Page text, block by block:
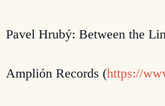
Pavel Hrubý: Between the
Amplión Records (https://